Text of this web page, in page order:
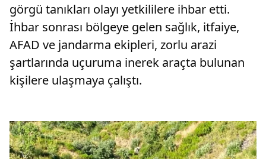
görgü tanıkları olayı yetkililere ihbar etti.
İhbar sonrası bölgeye gelen sağlık, itfaiye,
AFAD ve jandarma ekipleri, zorlu arazi
şartlarında uçuruma inerek araçta bulunan
kişilere ulaşmaya çalıştı.